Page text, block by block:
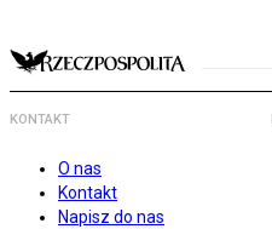
KONTAKT
O nas
Kontakt
Napisz do nas